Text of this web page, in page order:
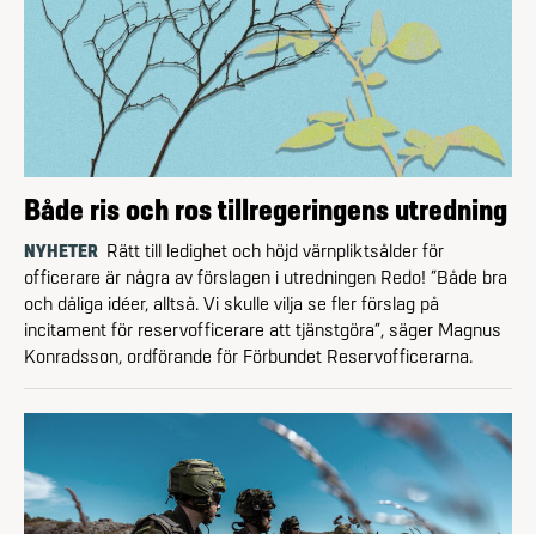
Både ris och ros tillregeringens utredning
NYHETER Rätt till ledighet och höjd värnpliktsålder för
officerare är några av förslagen i utredningen Redo! ”Både bra
och dåliga idéer, alltså. Vi skulle vilja se fler förslag på
incitament för reservofficerare att tjänstgöra”, säger Magnus
Konradsson, ordförande för Förbundet Reservofficerarna.